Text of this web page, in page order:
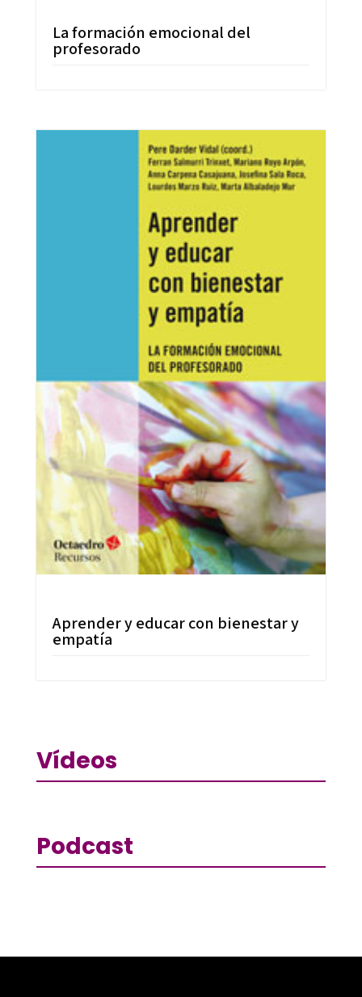
La formación emocional del
profesorado
Aprender y educar con bienestar y
empatía
Vídeos
Podcast